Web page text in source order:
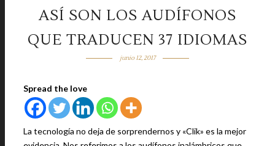
ASÍ SON LOS AUDÍFONOS
QUE TRADUCEN 37 IDIOMAS
junio 12, 2017
Spread the love
La tecnología no deja de sorprendernos y «Clik» es la mejor